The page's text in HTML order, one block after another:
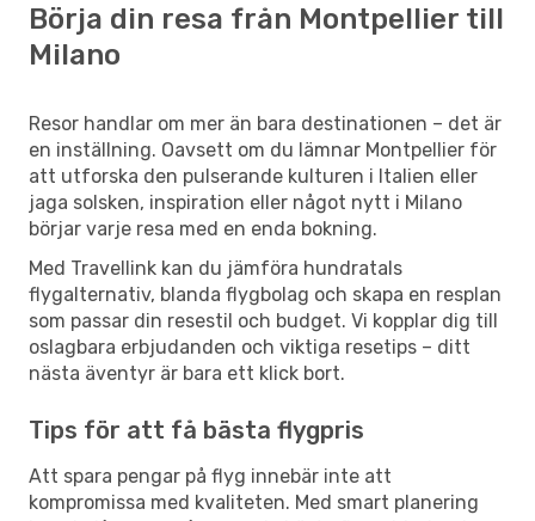
Börja din resa från Montpellier till
Milano
Resor handlar om mer än bara destinationen – det är
en inställning. Oavsett om du lämnar Montpellier för
att utforska den pulserande kulturen i Italien eller
jaga solsken, inspiration eller något nytt i Milano
börjar varje resa med en enda bokning.
Med Travellink kan du jämföra hundratals
flygalternativ, blanda flygbolag och skapa en resplan
som passar din resestil och budget. Vi kopplar dig till
oslagbara erbjudanden och viktiga resetips – ditt
nästa äventyr är bara ett klick bort.
Tips för att få bästa flygpris
Att spara pengar på flyg innebär inte att
kompromissa med kvaliteten. Med smart planering